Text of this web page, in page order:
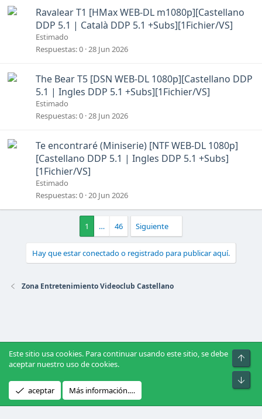
Ravalear T1 [HMax WEB-DL m1080p][Castellano
DDP 5.1 | Català DDP 5.1 +Subs][1Fichier/VS]
Estimado
Respuestas 0 28 Jun 2026
The Bear T5 [DSN WEB-DL 1080p][Castellano DDP
5.1 | Ingles DDP 5.1 +Subs][1Fichier/VS]
Estimado
Respuestas 0 28 Jun 2026
Te encontraré (Miniserie) [NTF WEB-DL 1080p]
[Castellano DDP 5.1 | Ingles DDP 5.1 +Subs]
[1Fichier/VS]
Estimado
Respuestas 0 20 Jun 2026
1 … 46 Siguiente
Hay que estar conectado o registrado para publicar aquí.
Zona Entretenimiento Videoclub Castellano
Community platform by XenForo® © 2010-2026 XenForo Ltd.
Xenforo
Theme© by ©XenTR|Xenforo Add-ons
Este sitio usa cookies. Para continuar usando este sitio, se debe
aceptar nuestro uso de cookies.
aceptar Más información.…